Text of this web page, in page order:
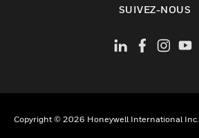
SUIVEZ-NOUS
Copyright © 2026 Honeywell International Inc.